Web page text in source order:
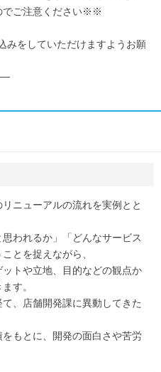
でご注意ください※※
みをしていただけますようお願
ニューアルの流れを実例とと
われるか」「どんなサービス
とを捉えながら、
トや立地、目的などの観点か
す。
、店舗開発課に異動してきた
もとに、開発の面白さや苦労